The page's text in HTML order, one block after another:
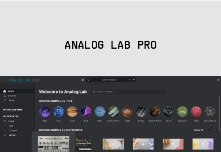
ANALOG LAB PRO